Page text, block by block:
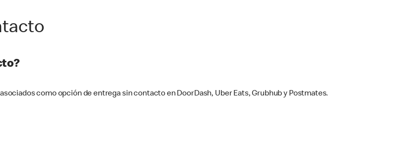
como opción de entrega sin contacto en DoorDash, Uber Eats, Grubhub y Postmates.